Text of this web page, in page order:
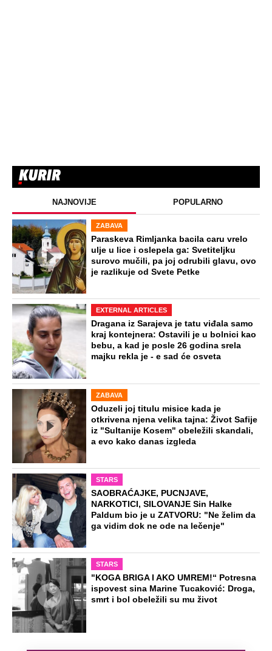
NAJNOVIJE POPULARNO
ZABAVA
Paraskeva Rimljanka bacila caru vrelo
ulje u lice i oslepela ga: Svetiteljku
surovo mučili, pa joj odrubili glavu, ovo
je razlikuje od Svete Petke
EXTERNAL ARTICLES
Dragana iz Sarajeva je tatu viđala samo
kraj kontejnera: Ostavili je u bolnici kao
bebu, a kad je posle 26 godina srela
majku rekla je - e sad će osveta
ZABAVA
Oduzeli joj titulu misice kada je
otkrivena njena velika tajna: Život Safije
iz "Sultanije Kosem" obeležili skandali,
a evo kako danas izgleda
STARS
SAOBRAĆAJKE, PUCNJAVE,
NARKOTICI, SILOVANJE Sin Halke
Paldum bio je u ZATVORU: "Ne želim da
ga vidim dok ne ode na lečenje"
STARS
"KOGA BRIGA I AKO UMREM!“ Potresna
ispovest sina Marine Tucaković: Droga,
smrt i bol obeležili su mu život